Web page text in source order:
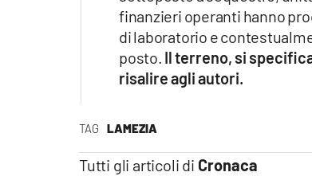
TAG LAMEZIA
Tutti gli articoli di Cronaca
finanzieri operanti hanno
di laboratorio e
posto. Il terreno, si
risalire agli autori.